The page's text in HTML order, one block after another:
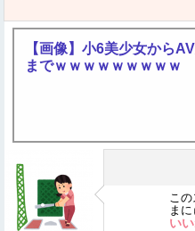
【画像】小6美少女から
までｗｗｗｗｗｗｗｗｗ
こ
ま
い